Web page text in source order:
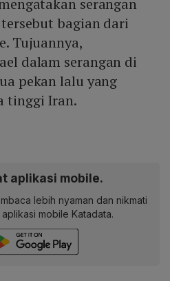
serangan
bagian dari
Tujuannya,
dalam serangan di
pekan lalu yang
tinggi Iran.
aplikasi mobile.
lebih nyaman dan nikmati
mobile Katadata.